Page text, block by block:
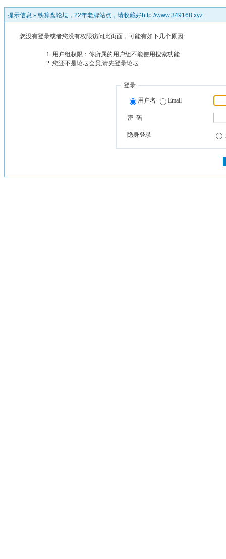
提示信息 » 铁算盘论坛，22年老牌站点，请收藏好http://www.349168.xyz
您没有登录或者您没有权限访问此页面，可能有如下几个原因:
用户组权限：你所属的用户组不能使用搜索功能
您还不是论坛会员,请先登录论坛
登录
用户名 Email
密 码
隐身登录